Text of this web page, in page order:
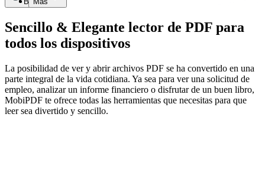
Sencillo & Elegante lector de PDF para
todos los dispositivos
La posibilidad de ver y abrir archivos PDF se ha convertido en una
parte integral de la vida cotidiana. Ya sea para ver una solicitud de
empleo, analizar un informe financiero o disfrutar de un buen libro,
MobiPDF te ofrece todas las herramientas que necesitas para que
leer sea divertido y sencillo.